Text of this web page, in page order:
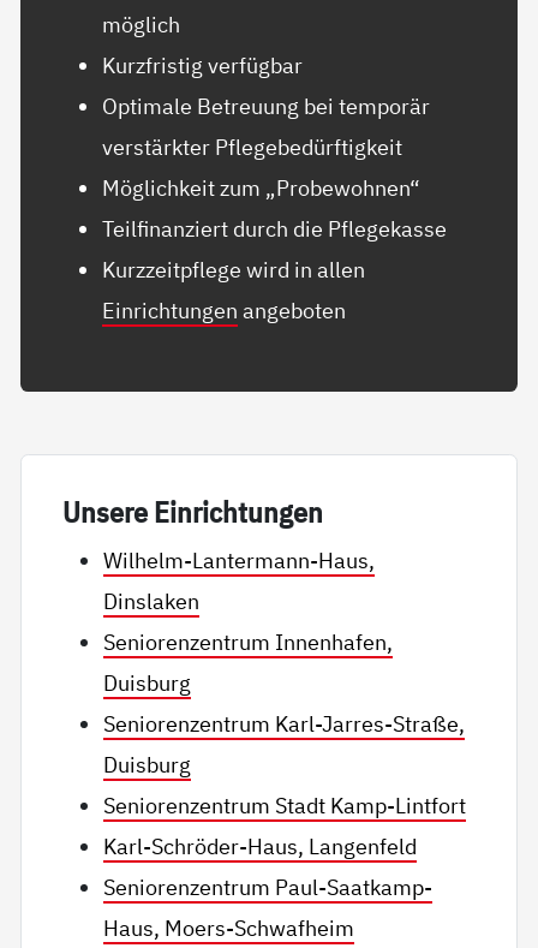
möglich
Kurzfristig verfügbar
Optimale Betreuung bei temporär
verstärkter Pflegebedürftigkeit
Möglichkeit zum „Probewohnen“
Teilfinanziert durch die Pflegekasse
Kurzzeitpflege wird in allen
Einrichtungen angeboten
Un­se­re Ein­rich­tun­gen
Wilhelm-Lantermann-Haus,
Dinslaken
Seniorenzentrum Innenhafen,
Duisburg
Seniorenzentrum Karl-Jarres-Straße,
Duisburg
Seniorenzentrum Stadt Kamp-Lintfort
Karl-Schröder-Haus, Langenfeld
Seniorenzentrum Paul-Saatkamp-
Haus, Moers-Schwafheim